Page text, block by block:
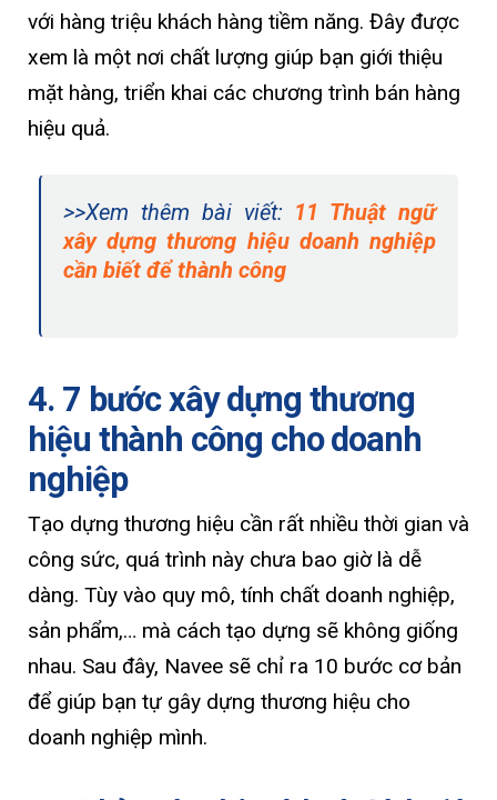
với hàng triệu khách hàng tiềm năng. Đây được
xem là một nơi chất lượng giúp bạn giới thiệu
mặt hàng, triển khai các chương trình bán hàng
hiệu quả.
>>Xem thêm bài viết: 11 Thuật ngữ
xây dựng thương hiệu doanh nghiệp
cần biết để thành công
4. 7 bước xây dựng thương
hiệu thành công cho doanh
nghiệp
Tạo dựng thương hiệu cần rất nhiều thời gian và
công sức, quá trình này chưa bao giờ là dễ
dàng. Tùy vào quy mô, tính chất doanh nghiệp,
sản phẩm,… mà cách tạo dựng sẽ không giống
nhau. Sau đây, Navee sẽ chỉ ra 10 bước cơ bản
để giúp bạn tự gây dựng thương hiệu cho
doanh nghiệp mình.